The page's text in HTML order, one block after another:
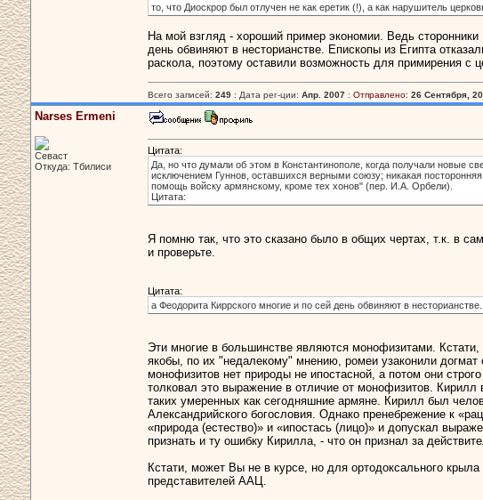
то, что Диоскрор был отлучен не как еретик (!), а как нарушитель
На мой взгляд - хороший пример экономии. Ведь
день обвиняют в несторианстве. Епископы из Египта
раскола, поэтому оставили возможность для примирения с
Всего записей: 249 : Дата рег-ции: Апр. 2007 : Отправлено: 26 Сентября,
Narses Ermeni
Севаст
Откуда: Тбилиси
Цитата:
Да, но что думали об этом в Константинополе, когда получали новые
исключением Гуннов, оставшихся верными союзу; никакая
помощь войску армянскому, кроме тех хонов" (пер. И.А. Орбели).
Цитата:
Я помню так, что это сказано было в общих чертах, т.к. в
и проверьте.
Цитата:
а Феодорита Киррского многие и по сей день обвиняют в несторианстве.
Эти многие в большинстве являются монофизитами.
якобы, по их "недалекому" мнению, ромеи узаконили догмат
монофизитов нет природы не ипостасной, а потом они
толковал это выражение в отличие от монофизитов.
таких умеренных как сегодняшние армяне. Кирилл был
Александрийского богословия. Однако пренебрежение к
«природа (естество)» и «ипостась (лицо)» и допускал
признать и ту ошибку Кирилла, - что он признал за
Кстати, может Вы не в курсе, но для ортодоксального
представителей ААЦ.